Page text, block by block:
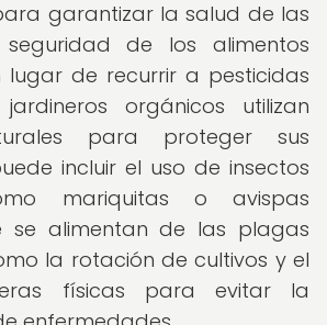
garantizar la salud de las
de los alimentos
lugar de recurrir a pesticidas
orgánicos utilizan
para proteger sus
incluir el uso de insectos
mariquitas o avispas
se alimentan de las plagas
la rotación de cultivos y el
físicas para evitar la